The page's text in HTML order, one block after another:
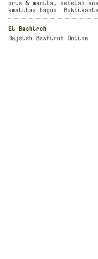
pria & wanita, setelan
kwalitas bagus.
El Bashiroh
Majalah Bashiroh Online